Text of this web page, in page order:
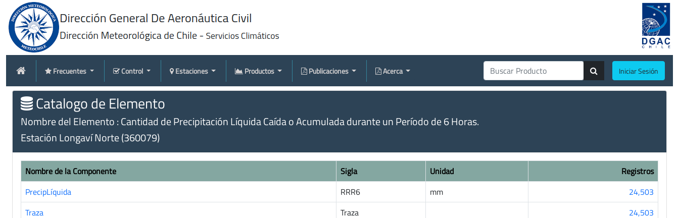
Frecuentes Control Estaciones Productos Publicaciones Acerca Iniciar Sesión
Catalogo de Elemento
Nombre del Elemento : Cantidad de Precipitación Líquida Caída o Acumulada durante un Período de 6 Horas.
Estación Longaví Norte (360079)
Nombre de la Componente Sigla Unidad
Registros
PrecipLíquida
RRR6 mm
24,503
Traza
Traza 24,503